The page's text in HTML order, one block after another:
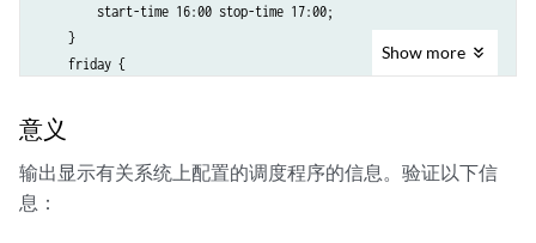
        start-time 16:00 stop-time 17:00;
    }
    friday {
    }
}
scheduler sche3 {
    start-date 2006-11-02.12:12 stop-date 2007-11-02.12:11;
Show more
意义
输出显示有关系统上配置的调度程序的信息。验证以下信
息：